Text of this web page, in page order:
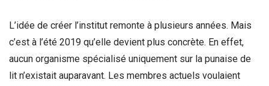
L’idée de créer l’institut remonte à plusieurs années. Mais
c’est à l’été 2019 qu’elle devient plus concrète. En effet,
aucun organisme spécialisé uniquement sur la punaise de
lit n’existait auparavant. Les membres actuels voulaient